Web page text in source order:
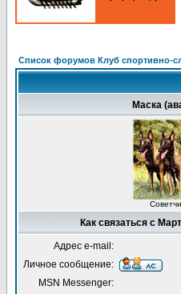
Список форумов Клуб спортивно-
Маска
Как связаться с
Адрес e-mail:
Личное сообщение:
MSN Messenger: